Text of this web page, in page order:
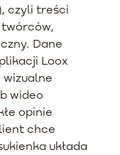
czyli treści
Dane
Loox
wideo
opinie
chce
układa